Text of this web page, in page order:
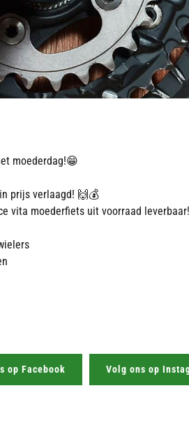
moederdag!😁
prijs verlaagd! 🙌💰
vita moederfiets uit voorraad
op Facebook Volg ons op